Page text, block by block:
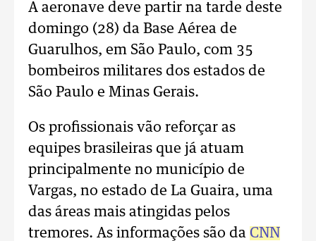
A aeronave deve partir na tarde deste
domingo (28) da Base Aérea de
Guarulhos, em São Paulo, com 35
bombeiros militares dos estados de
São Paulo e Minas Gerais.
Os profissionais vão reforçar as
equipes brasileiras que já atuam
principalmente no município de
Vargas, no estado de La Guaira, uma
das áreas mais atingidas pelos
tremores. As informações são da CNN